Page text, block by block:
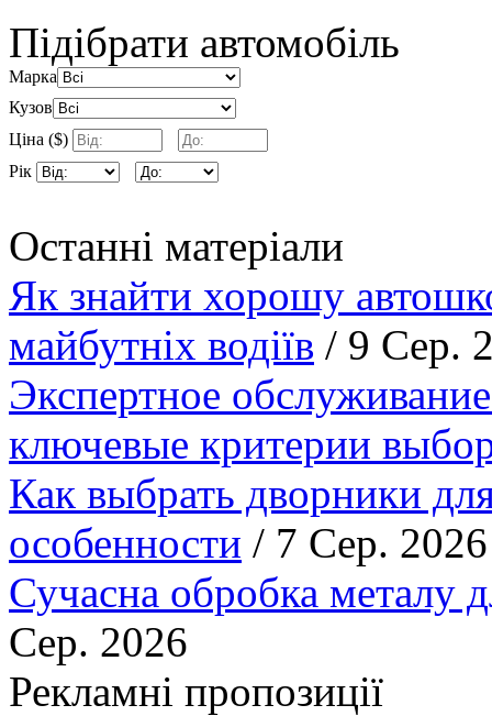
Підібрати автомобіль
Марка
Кузов
Ціна ($)
Рік
Останні матеріали
Як знайти хорошу
майбутніх водіїв / 9 Сер.
Экспертное
ключевые критерии
Как выбрать дворники
особенности / 7 Сер. 2026
Сучасна обробка металу
Сер. 2026
Рекламні пропозиції